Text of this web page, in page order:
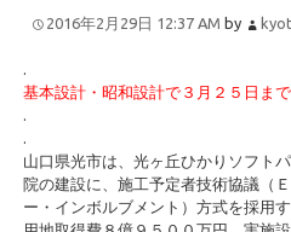
2016年2月29日 12:37 AM by
.
基本設計・昭和設計で３月２５日まで
.
.
山口県光市は、光ヶ丘ひかりソフト
院の建設に、施工予定者技術協議（
ー・インボルブメント）方式を採用